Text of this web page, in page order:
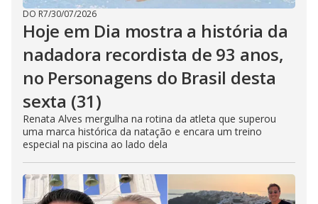
DO R7/30/07/2026
Hoje em Dia mostra a história da
nadadora recordista de 93 anos,
no Personagens do Brasil desta
sexta (31)
Renata Alves mergulha na rotina da atleta que superou
uma marca histórica da natação e encara um treino
especial na piscina ao lado dela